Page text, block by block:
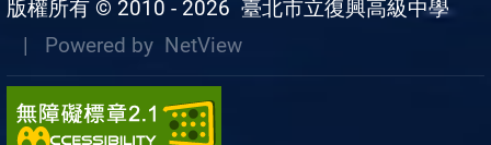
版權所有 © 2010 - 2026 臺北市立復興高級中學
| Powered by NetView